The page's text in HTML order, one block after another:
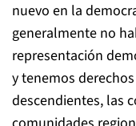
nuevo en la
generalmente no
representación
y tenemos
descendientes, las